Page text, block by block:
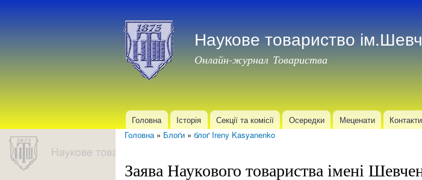
основного
матеріалу
Наукове товариство
Онлайн-журнал Товариства
Головне меню
Головна Історія Секції та комісії Осередки Меценати Контакти
Головна» Блоґи » блоґ Ireny Kasyanenko
Заява Наукового товариства імені